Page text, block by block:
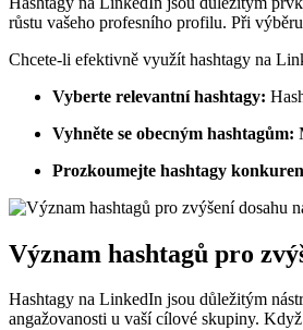
růstu vašeho profesního profilu. Při
Chcete-li efektivně využít hashtagy na
Vyberte relevantní hashtagy:
Vyhněte se obecným hashtagům:
Prozkoumejte hashtagy
Význam hashtagů pro
Hashtagy na LinkedIn jsou důležitým
angažovanosti u vaší cílové skupiny.